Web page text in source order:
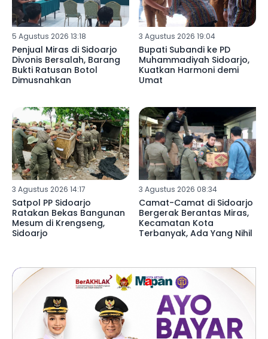
5 Agustus 2026 13:18
Penjual Miras di Sidoarjo
Divonis Bersalah, Barang
Bukti Ratusan Botol
Dimusnahkan
3 Agustus 2026 19:04
Bupati Subandi ke PD
Muhammadiyah Sidoarjo,
Kuatkan Harmoni demi
Umat
3 Agustus 2026 14:17
Satpol PP Sidoarjo
Ratakan Bekas Bangunan
Mesum di Krengseng,
Sidoarjo
3 Agustus 2026 08:34
Camat-Camat di Sidoarjo
Bergerak Berantas Miras,
Kecamatan Kota
Terbanyak, Ada Yang Nihil